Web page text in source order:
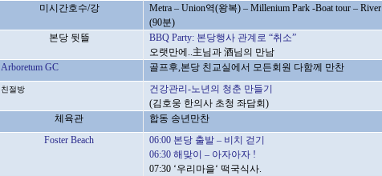
미시간호수/강 Metra – Union역(왕복) – Millenium Park -Boat tour – River
(90분)
본당 뒷뜰
BBQ Party: 본당행사 관계로 “취소”
오랫만에 ..主님과 酒님의 만남
Arboretum GC 골프후,본당 친교실에서 모든회원 다함께 만찬
친절방
건강관리-노년의 청춘 만들기
(김호웅 한의사 초청 좌담회)
체육관 합동 송년만찬
Foster Beach 06:00 본당 출발 – 비치 걷기
06:30해맞이 – 아자아자 !
07:30 ‘우리마을‘떡국식사.